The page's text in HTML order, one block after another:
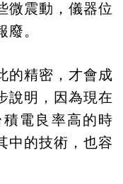
微震動，儀器位
。
的精密，才會成
說明，因為現在
電良率高的時
中的技術，也容